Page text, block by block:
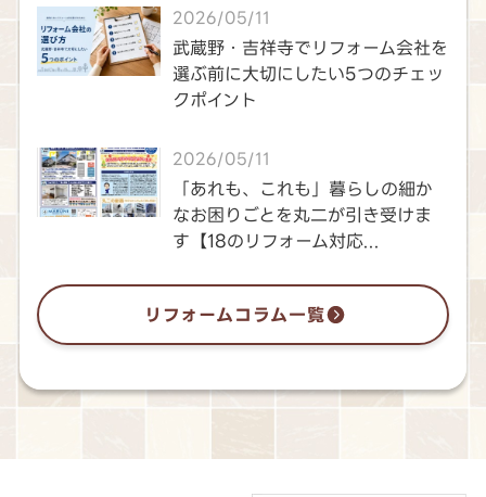
2026/05/11
武蔵野・吉祥寺でリフォーム会社を
選ぶ前に大切にしたい5つのチェッ
クポイント
2026/05/11
「あれも、これも」暮らしの細か
なお困りごとを丸二が引き受けま
す【18のリフォーム対応...
リフォームコラム一覧